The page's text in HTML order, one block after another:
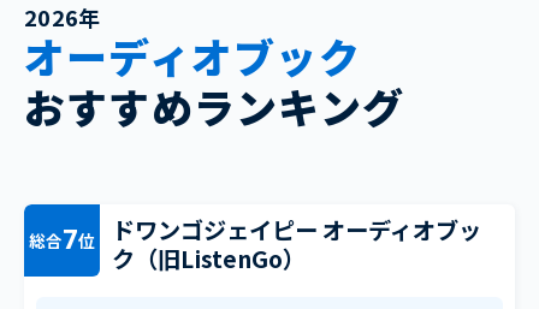
2026年
オーディオブック
おすすめランキング
総合7位
ドワンゴジェイピー オーディオブッ
ク（旧ListenGo）